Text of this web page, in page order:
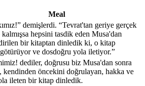
Meal
demişlerdi. “Tevrat'tan geriye gerçek
kalmışsa hepsini tasdik eden Musa'dan
bir kitaptan dinledik ki, o kitap
ve dosdoğru yola iletiyor.”
dediler, doğrusu biz Musa'dan sonra
kendinden öncekini doğrulayan, hakka ve
ileten bir kitap dinledik.